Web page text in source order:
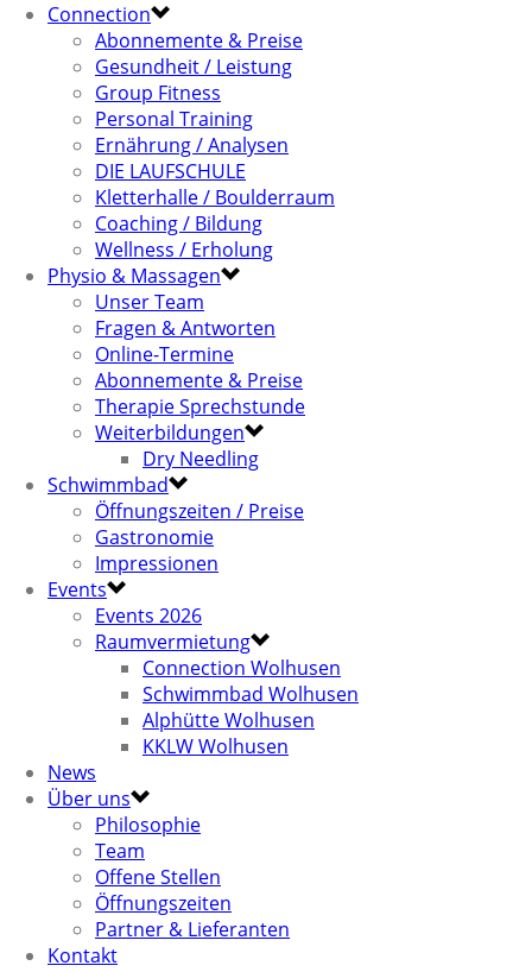
Connection
Abonnemente & Preise
Gesundheit / Leistung
Group Fitness
Personal Training
Ernährung / Analysen
DIE LAUFSCHULE
Kletterhalle / Boulderraum
Coaching / Bildung
Wellness / Erholung
Physio & Massagen
Unser Team
Fragen & Antworten
Online-Termine
Abonnemente & Preise
Therapie Sprechstunde
Weiterbildungen
Dry Needling
Schwimmbad
Öffnungszeiten / Preise
Gastronomie
Impressionen
Events
Events 2026
Raumvermietung
Connection Wolhusen
Schwimmbad Wolhusen
Alphütte Wolhusen
KKLW Wolhusen
News
Über uns
Philosophie
Team
Offene Stellen
Öffnungszeiten
Partner & Lieferanten
Kontakt